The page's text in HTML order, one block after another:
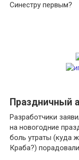
Синестру первым?
Праздничный
Разработчики
на новогодние
боль утраты (куда
Краба?)